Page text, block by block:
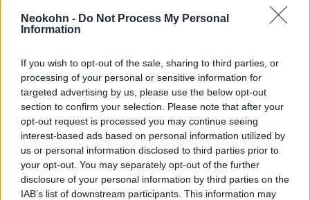
Neokohn - Do Not Process My Personal
Information
If you wish to opt-out of the sale, sharing to third parties, or
processing of your personal or sensitive information for
targeted advertising by us, please use the below opt-out
section to confirm your selection. Please note that after your
opt-out request is processed you may continue seeing
interest-based ads based on personal information utilized by
us or personal information disclosed to third parties prior to
your opt-out. You may separately opt-out of the further
disclosure of your personal information by third parties on the
IAB’s list of downstream participants. This information may
os vagy 18-as típusra, minden
bizonnyal még az oltás előtt
megfertőződtek a HPV ezen
típusával. A nők többsége a
húszas évei elején kapott oltást,
már az után, hogy szexuálisan
aktívvá vált – magyarázta Nancy
McClung, a tanulmány vezető
szerzője.